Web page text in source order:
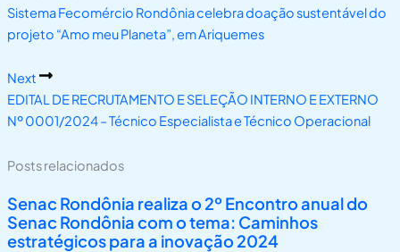
Sistema Fecomércio Rondônia celebra doação sustentável do
projeto “Amo meu Planeta”, em Ariquemes
Next
EDITAL DE RECRUTAMENTO E SELEÇÃO INTERNO E EXTERNO
Nº 0001/2024 – Técnico Especialista e Técnico Operacional
Posts relacionados
Senac Rondônia realiza o 2º Encontro anual do
Senac Rondônia com o tema: Caminhos
estratégicos para a inovação 2024